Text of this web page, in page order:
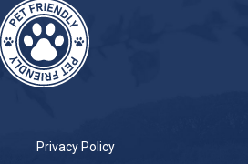
Privacy Policy